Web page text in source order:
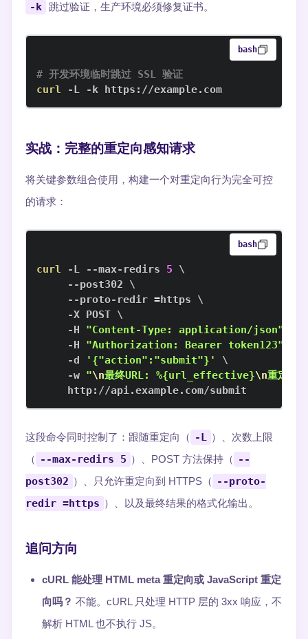
-k 跳过验证，生产环境必须修复证书。
bash
# 开发环境临时跳过 SSL 验证
curl -L -k https://example.com
实战：完整的重定向感知请求
将关键参数组合使用，构建一个对重定向行为完全可控
的请求：
bash
curl -L --max-redirs 5
\
     --post302
\
     --proto-redir
=https \
     -X POST
\
     -H
"Content-Type: application/json"
     -H
"Authorization: Bearer token123"
     -d
'{"action":"submit"}'
\
     -w
"\n最终URL: %{url_effective}\n重定向
     http://api.example.com/submit
这段命令同时控制了：跟随重定向（ -L ）、次数上限
（ --max-redirs 5 ）、POST 方法保持（ --
post302 ）、只允许重定向到 HTTPS（ --proto-
redir =https ）、以及最终结果的格式化输出。
追问方向
cURL 能处理 HTML meta 重定向或 JavaScript 重定
向吗？ 不能。cURL 只处理 HTTP 层的 3xx 响应，不
解析 HTML 也不执行 JS。